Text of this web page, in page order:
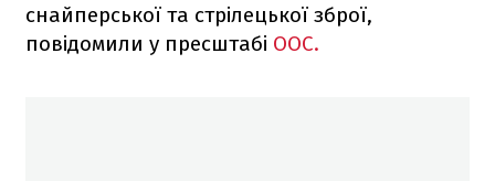
снайперської та стрілецької зброї,
повідомили у пресштабі ООС.